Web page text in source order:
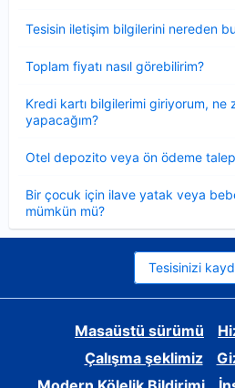
Tesisin iletişim bilgilerini nereden
Toplam fiyatı nasıl görebilirim?
Kredi kartı bilgilerimi giriyorum, ne
yapacağım?
Otel depozito veya ön ödeme
Bir çocuk için ilave yatak veya
mümkün mü?
Tesisinizi
Masaüstü sürümü
Çalışma şeklimiz